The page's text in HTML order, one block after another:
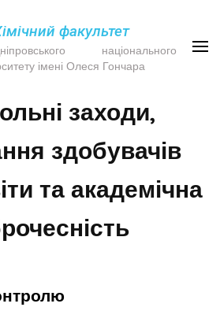
факультет
національного
імені Олеся Гончара
заходи,
здобувачів
та академічна